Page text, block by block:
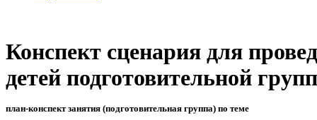
Конспект сценария для
детей подготовительной
план-конспект занятия (подготовительная группа) по теме